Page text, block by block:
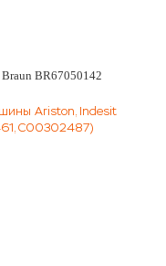
Braun BR67050142